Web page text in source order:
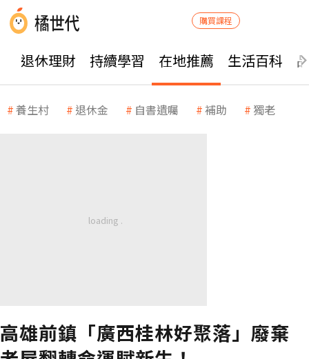
購買課程
退休理財 持續學習 在地推薦 生活百科
養生村 退休金 自書遺囑 補助 獨老
高雄前鎮「廣西桂林好聚落」廢棄